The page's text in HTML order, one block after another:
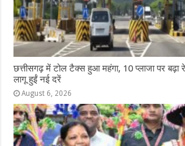
छत्तीसगढ़ में टोल टैक्स हुआ महंगा, 10 प्लाजा पर बढ़ा
लागू हुईं नई दरें
August 6, 2026